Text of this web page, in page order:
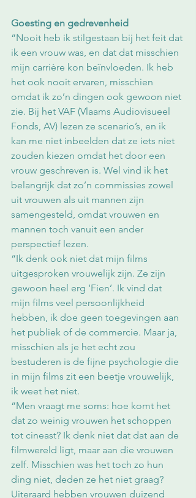
Goesting en gedrevenheid
“Nooit heb ik stilgestaan bij het feit dat
ik een vrouw was, en dat dat misschien
mijn carrière kon beïnvloeden. Ik heb
het ook nooit ervaren, misschien
omdat ik zo’n dingen ook gewoon niet
zie. Bij het VAF (Vlaams Audiovisueel
Fonds, AV) lezen ze scenario’s, en ik
kan me niet inbeelden dat ze iets niet
zouden kiezen omdat het door een
vrouw geschreven is. Wel vind ik het
belangrijk dat zo’n commissies zowel
uit vrouwen als uit mannen zijn
samengesteld, omdat vrouwen en
mannen toch vanuit een ander
perspectief lezen.
“Ik denk ook niet dat mijn films
uitgesproken vrouwelijk zijn. Ze zijn
gewoon heel erg ‘Fien’. Ik vind dat
mijn films veel persoonlijkheid
hebben, ik doe geen toegevingen aan
het publiek of de commercie. Maar ja,
misschien als je het echt zou
bestuderen is de fijne psychologie die
in mijn films zit een beetje vrouwelijk,
ik weet het niet.
“Men vraagt me soms: hoe komt het
dat zo weinig vrouwen het schoppen
tot cineast? Ik denk niet dat dat aan de
filmwereld ligt, maar aan die vrouwen
zelf. Misschien was het toch zo hun
ding niet, deden ze het niet graag?
Uiteraard hebben vrouwen duizend